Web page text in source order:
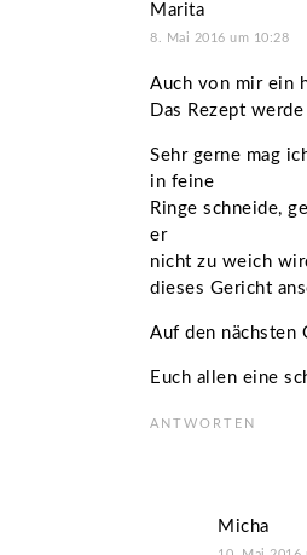
Marita
8. Mai 2016 um 10:28
Auch von mir ein
Das Rezept
Sehr gerne mag
in feine
Ringe schneide,
er
nicht zu weich
dieses Gericht
Auf den nächsten
Euch allen eine
ANTWORTEN
Micha